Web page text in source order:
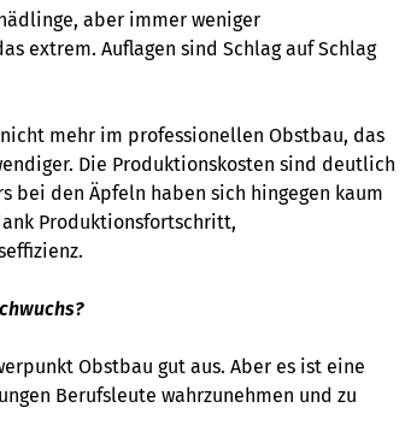
aber immer weniger
extrem. Auflagen sind Schlag auf Schlag
mehr im professionellen Obstbau, das
Die Produktionskosten sind deutlich
bei den Äpfeln haben sich hingegen kaum
Produktionsfortschritt,
Obstbau gut aus. Aber es ist eine
Berufsleute wahrzunehmen und zu